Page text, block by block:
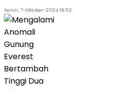
Senin, 7-Oktober-2024 18:52